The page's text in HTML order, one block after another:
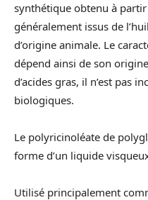
synthétique obtenu à partir
généralement issus de
d’origine animale. Le
dépend ainsi de son
d’acides gras, il n’est pas
biologiques.
Le polyricinoléate de
forme d’un liquide
Utilisé principalement